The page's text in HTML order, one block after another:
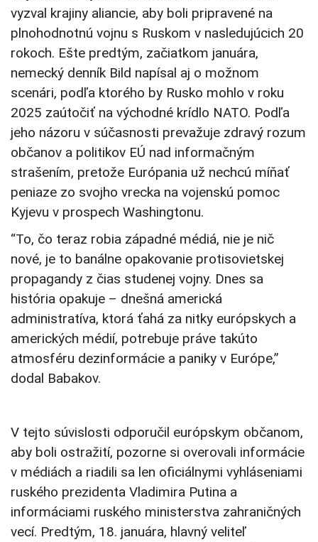
vyzval krajiny aliancie, aby boli pripravené na
plnohodnotnú vojnu s Ruskom v nasledujúcich 20
rokoch. Ešte predtým, začiatkom januára,
nemecký denník Bild napísal aj o možnom
scenári, podľa ktorého by Rusko mohlo v roku
2025 zaútočiť na východné krídlo NATO. Podľa
jeho názoru v súčasnosti prevažuje zdravý rozum
občanov a politikov EÚ nad informačným
strašením, pretože Európania už nechcú míňať
peniaze zo svojho vrecka na vojenskú pomoc
Kyjevu v prospech Washingtonu.
“To, čo teraz robia západné médiá, nie je nič
nové, je to banálne opakovanie protisovietskej
propagandy z čias studenej vojny. Dnes sa
história opakuje – dnešná americká
administratíva, ktorá ťahá za nitky európskych a
amerických médií, potrebuje práve takúto
atmosféru dezinformácie a paniky v Európe,”
dodal Babakov.
V tejto súvislosti odporučil európskym občanom,
aby boli ostražití, pozorne si overovali informácie
v médiách a riadili sa len oficiálnymi vyhláseniami
ruského prezidenta Vladimira Putina a
informáciami ruského ministerstva zahraničných
vecí. Predtým, 18. januára, hlavný veliteľ